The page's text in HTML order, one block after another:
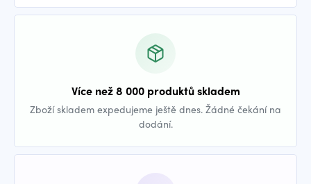
Více než 8 000 produktů skladem
Zboží skladem expedujeme ještě dnes. Žádné čekání na
dodání.